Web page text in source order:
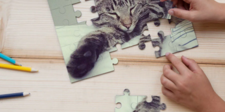
Gratis kort med hilsen
Lag noe unikt med bare noen få steg - med hennes navn,
et bilde av dere eller en beskjed som virkelig berører
hjertet. Ikke noe tull, bare masse kjærlighet i øyeblikket.